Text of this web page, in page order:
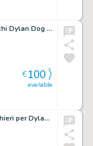
Tavola originale Luigi Siniscalchi Dylan Dog Special # 9 pg. 16 “I vivi e i morti”
available
€100
Tavola originale Giovanni Freghieri per Dylan Dog n. 109 “il Volo dello Struzzo” pag. 43